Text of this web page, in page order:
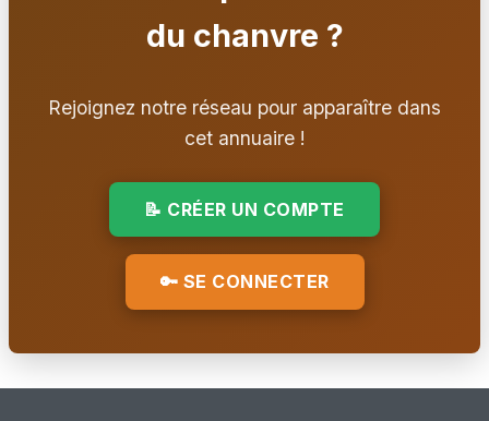
Maître d'œuvre – conception + chantier
📍 BRUYÈRES, Grand Est
du chanvre ?
Rejoignez notre réseau pour apparaître dans
cet annuaire !
📝 CRÉER UN COMPTE
🔑 SE CONNECTER